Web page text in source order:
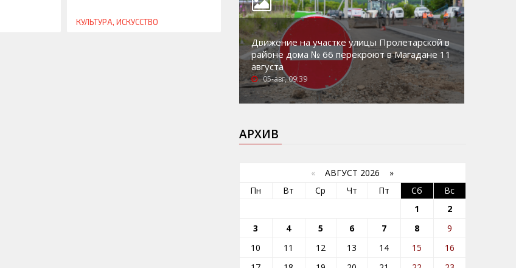
КУЛЬТУРА, ИСКУССТВО
Движение на участке улицы Пролетарской в
районе дома № 66 перекроют в Магадане 11
августа
05-авг, 09:39
АРХИВ
« АВГУСТ 2026 »
Пн
Вт Ср Чт Пт Сб
Вс
1
2
3
4 5 6 7 8
9
10
11 12 13 14 15
16